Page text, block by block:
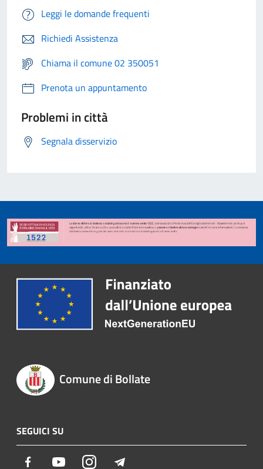
Leggi le domande frequenti
Richiedi Assistenza
Chiama il comune 02 350051
Prenota un appuntamento
Problemi in città
Segnala disservizio
Comune di Bollate
SEGUICI SU
Facebook YoutubeInstagram